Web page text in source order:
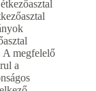
A megfelelő
a